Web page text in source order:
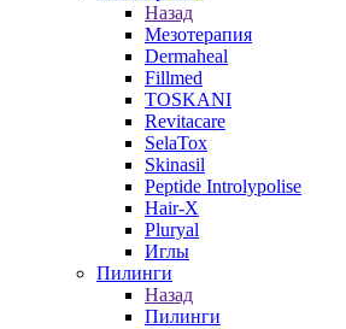
Назад
Мезотерапия
Dermaheal
Fillmed
TOSKANI
Revitacare
SelaTox
Skinasil
Peptide Introlypolise
Hair-X
Pluryal
Иглы
Пилинги
Назад
Пилинги